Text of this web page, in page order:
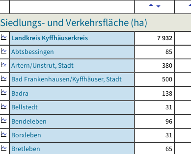
Siedlungs- und Verkehrsfläche (ha)
Landkreis Kyffhäuserkreis 7 932
Abtsbessingen
85
Artern/Unstrut, Stadt
380
Bad Frankenhausen/Kyffhäuser, Stadt
500
Badra
138
Bellstedt
31
Bendeleben
96
Borxleben
31
Bretleben
65